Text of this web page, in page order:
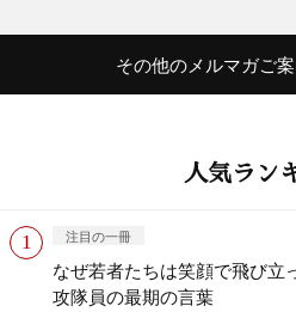
その他のメルマガご
人気ラン
注目の一冊
なぜ若者たちは笑顔で飛び
攻隊員の最期の言葉